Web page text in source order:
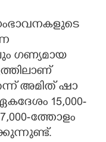
ഗണ്യമായ
അമിത് ഷാ
15,000-
ത്തോളം